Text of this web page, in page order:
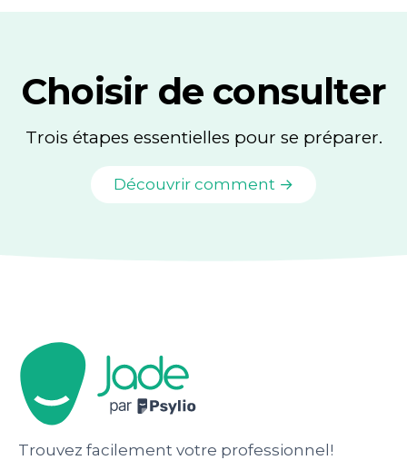
Choisir de consulter
Trois étapes essentielles pour se préparer.
Découvrir comment →
Trouvez facilement votre professionnel!